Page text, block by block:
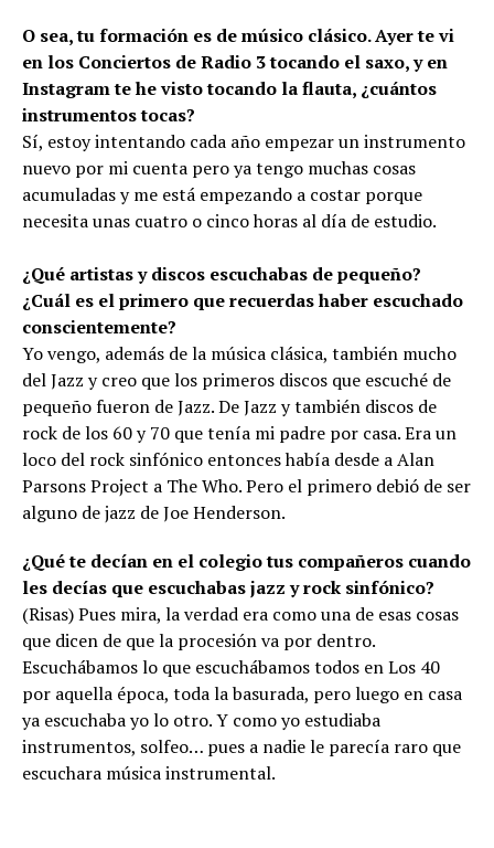
O sea, tu formación es de músico clásico. Ayer te vi
en los Conciertos de Radio 3 tocando el saxo, y en
Instagram te he visto tocando la flauta, ¿cuántos
instrumentos tocas?
Sí, estoy intentando cada año empezar un instrumento
nuevo por mi cuenta pero ya tengo muchas cosas
acumuladas y me está empezando a costar porque
necesita unas cuatro o cinco horas al día de estudio.
¿Qué artistas y discos escuchabas de pequeño?
¿Cuál es el primero que recuerdas haber escuchado
conscientemente?
Yo vengo, además de la música clásica, también mucho
del Jazz y creo que los primeros discos que escuché de
pequeño fueron de Jazz. De Jazz y también discos de
rock de los 60 y 70 que tenía mi padre por casa. Era un
loco del rock sinfónico entonces había desde a Alan
Parsons Project a The Who. Pero el primero debió de ser
alguno de jazz de Joe Henderson.
¿Qué te decían en el colegio tus compañeros cuando
les decías que escuchabas jazz y rock sinfónico?
(Risas) Pues mira, la verdad era como una de esas cosas
que dicen de que la procesión va por dentro.
Escuchábamos lo que escuchábamos todos en Los 40
por aquella época, toda la basurada, pero luego en casa
ya escuchaba yo lo otro. Y como yo estudiaba
instrumentos, solfeo… pues a nadie le parecía raro que
escuchara música instrumental.